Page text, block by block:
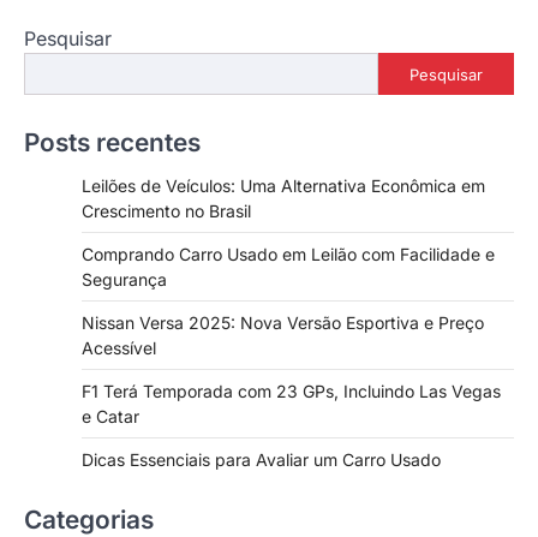
Pesquisar
Pesquisar
Posts recentes
Leilões de Veículos: Uma Alternativa Econômica em
Crescimento no Brasil
Comprando Carro Usado em Leilão com Facilidade e
Segurança
Nissan Versa 2025: Nova Versão Esportiva e Preço
Acessível
F1 Terá Temporada com 23 GPs, Incluindo Las Vegas
e Catar
Dicas Essenciais para Avaliar um Carro Usado
Categorias